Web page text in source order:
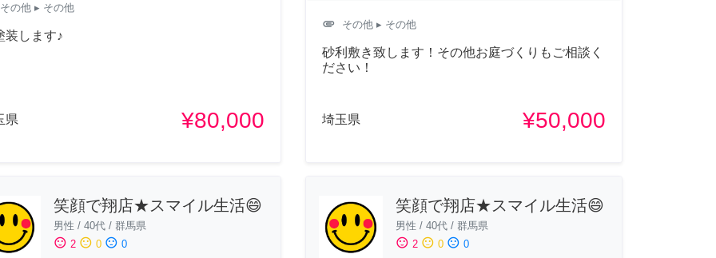
その他 ▸ その他
装します♪
県 ¥80,000
attachment その他▸ その他
砂利敷き致します！その他お庭づくりもご相談く
ださい！
埼玉県 ¥50,000
笑顔で翔店★スマイル生活😄
男性 / 40代 / 群馬県
sentiment_satisfied 2 sentiment_neutral 0 sentiment_dissatisfied 0
笑顔で翔店★スマイル生活😄
男性 / 40代/ 群馬県
sentiment_satisfied 2 sentiment_neutral 0 sentiment_dissatisfied 0